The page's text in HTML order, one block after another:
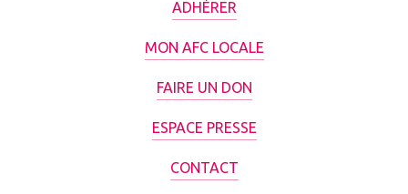
ADHÉRER
MON AFC LOCALE
FAIRE UN DON
ESPACE PRESSE
CONTACT